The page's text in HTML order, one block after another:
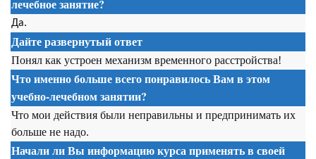
лечебное занятие?
Да.
Дайте развернутый ответ
Понял как устроен механизм временного расстройства!
Что именно больше всего понравилось Вам в этом
учебно-лечебном занятии?
Что мои действия были неправильны и предпринимать их
больше не надо.
Начали ли Вы информацию курса применять в своей